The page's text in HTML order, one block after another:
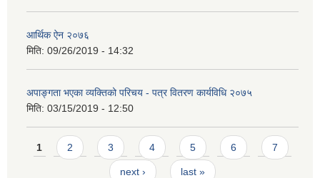
आर्थिक ऐन २०७६
मिति: 09/26/2019 - 14:32
अपाङ्गता भएका व्यक्तिको परिचय - पत्र वितरण कार्यविधि २०७५
मिति: 03/15/2019 - 12:50
Pages
1 2 3 4 5 6 7
next › last »